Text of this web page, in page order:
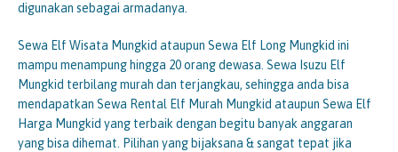
digunakan sebagai armadanya.
Sewa Elf Wisata Mungkid ataupun Sewa Elf Long Mungkid ini
mampu menampung hingga 20 orang dewasa. Sewa Isuzu Elf
Mungkid terbilang murah dan terjangkau, sehingga anda bisa
mendapatkan Sewa Rental Elf Murah Mungkid ataupun Sewa Elf
Harga Mungkid yang terbaik dengan begitu banyak anggaran
yang bisa dihemat. Pilihan yang bijaksana & sangat tepat jika